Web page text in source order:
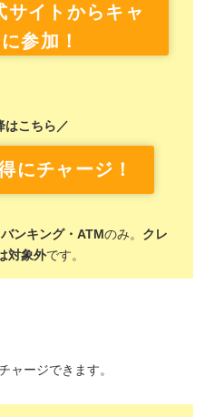
イトからキャ
参加！
はこちら／
にチャージ！
ンキング・ATMのみ。 クレ
対象外です。
ャージできます。